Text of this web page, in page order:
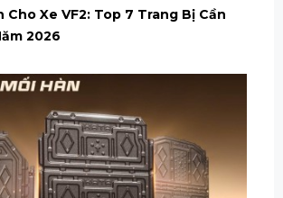
Cho Xe VF2: Top 7 Trang Bị Cần
2026